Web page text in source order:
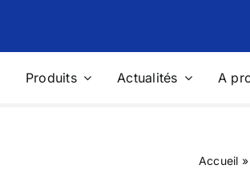
Produits Actualités A
Accueil »